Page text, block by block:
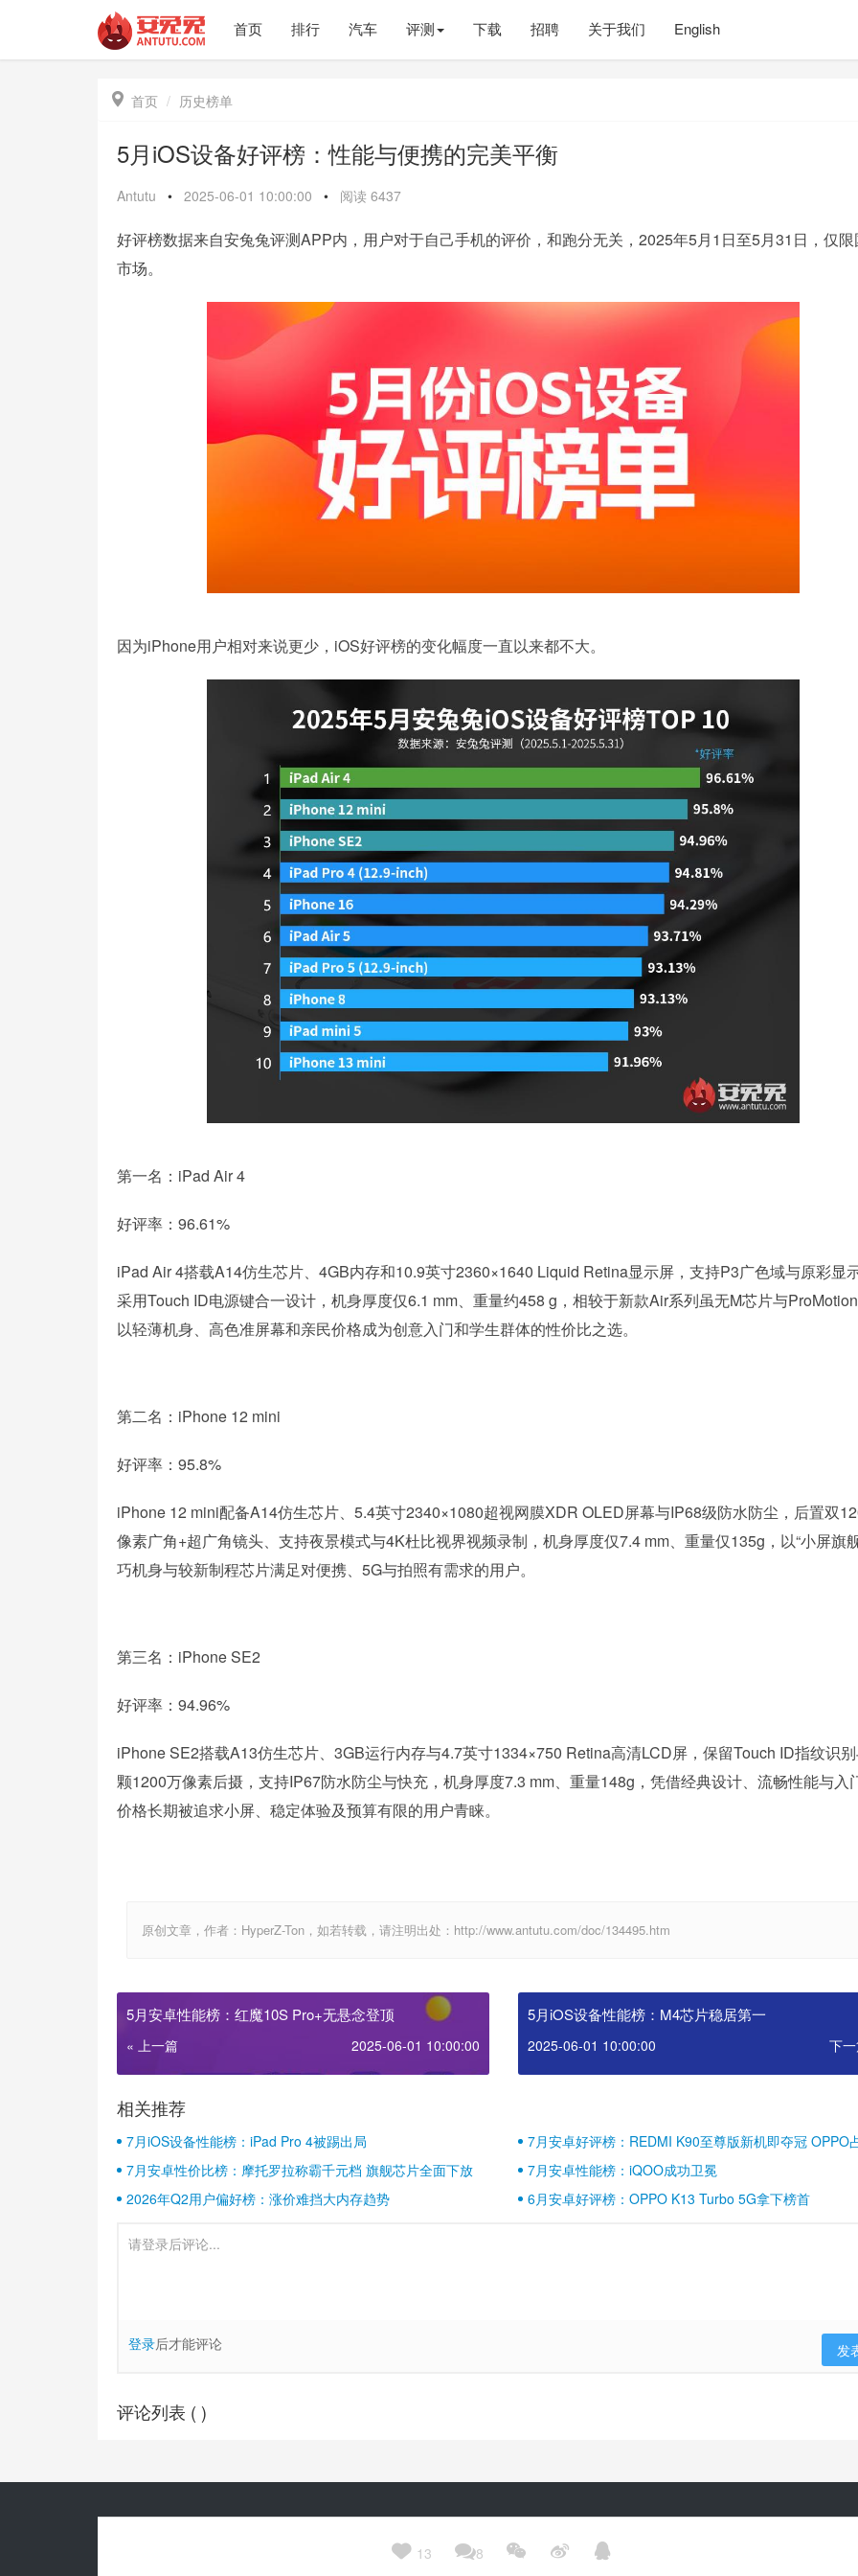
首页 排行 汽车 评测 下载 招聘 关于我们 English
 首页 历史榜单
5月iOS设备好评榜：性能与便携的完美平衡
Antutu • 2025-06-01 10:00:00 • 阅读 6437
好评榜数据来自安兔兔评测APP内，用户对于自己手机的评价，和跑分无关，2025年5月1日至5月31日，仅
市场。
因为iPhone用户相对来说更少，iOS好评榜的变化幅度一直以来都不大。
第一名：iPad Air 4
好评率：96.61%
iPad Air 4搭载A14仿生芯片、4GB内存和10.9英寸2360×1640 Liquid Retina显示屏，支持P3广色域与原彩显
采用Touch ID电源键合一设计，机身厚度仅6.1 mm、重量约458 g，相较于新款Air系列虽无M芯片与
以轻薄机身、高色准屏幕和亲民价格成为创意入门和学生群体的性价比之选。
第二名：iPhone 12 mini
好评率：95.8%
iPhone 12 mini配备A14仿生芯片、5.4英寸2340×1080超视网膜XDR OLED屏幕与IP68级防水防尘，后置双
像素广角+超广角镜头、支持夜景模式与4K杜比视界视频录制，机身厚度仅7.4 mm、重量仅135g，以“小屏旗
巧机身与较新制程芯片满足对便携、5G与拍照有需求的用户。
第三名：iPhone SE2
好评率：94.96%
iPhone SE2搭载A13仿生芯片、3GB运行内存与4.7英寸1334×750 Retina高清LCD屏，保留Touch ID指纹识
颗1200万像素后摄，支持IP67防水防尘与快充，机身厚度7.3 mm、重量148g，凭借经典设计、流畅性能与入
价格长期被追求小屏、稳定体验及预算有限的用户青睐。
原创文章，作者：HyperZ-Ton，如若转载，请注明出处：http://www.antutu.com/doc/134495.htm
 13 8   
5月安卓性能榜：红魔10S Pro+无悬念登顶
« 上一篇 2025-06-01 10:00:00
5月iOS设备性能榜：M4芯片稳居第一
2025-06-01 10:00:00 下
相关推荐
7月iOS设备性能榜：iPad Pro 4被踢出局
7月安卓好评榜：REDMI K90至尊版新机即夺冠 OPPO
壁江山
7月安卓性价比榜：摩托罗拉称霸千元档 旗舰芯片全面下放
7月安卓性能榜：iQOO成功卫冕
2026年Q2用户偏好榜：涨价难挡大内存趋势
6月安卓好评榜：OPPO K13 Turbo 5G拿下榜首
登录后才能评论 发
评论列表 ( )